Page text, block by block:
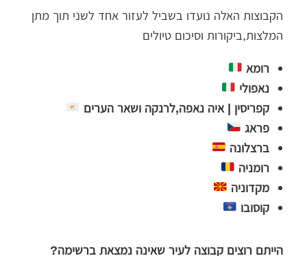
הקבוצות האלה נועדו בשביל לעזור אחד לשני תוך מתן
המלצות,ביקורות וסיכום טיולים
רומא
נאפולי
קפריסין | איה נאפה,לרנקה ושאר הערים
פראג
ברצלונה
רומניה
מקדוניה
קוסובו
הייתם רוצים קבוצה לעיר שאינה נמצאת ברשימה?